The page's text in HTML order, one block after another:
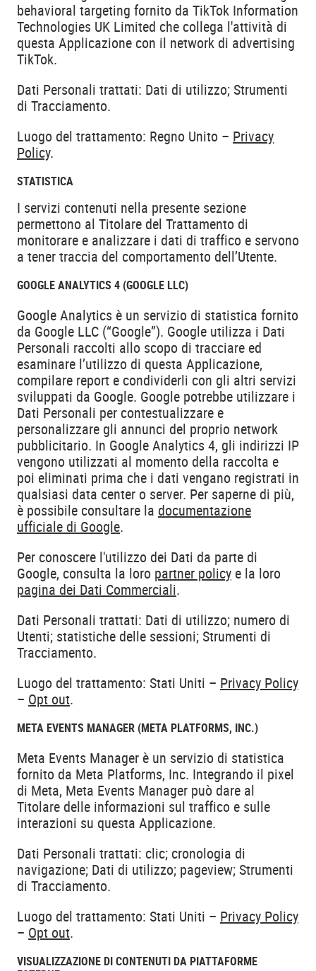
behavioral targeting fornito da TikTok Information
Technologies UK Limited che collega l'attività di
questa Applicazione con il network di advertising
TikTok.
Dati Personali trattati: Dati di utilizzo; Strumenti
di Tracciamento.
Luogo del trattamento: Regno Unito – Privacy
Policy.
STATISTICA
I servizi contenuti nella presente sezione
permettono al Titolare del Trattamento di
monitorare e analizzare i dati di traffico e servono
a tener traccia del comportamento dell’Utente.
GOOGLE ANALYTICS 4 (GOOGLE LLC)
Google Analytics è un servizio di statistica fornito
da Google LLC (“Google”). Google utilizza i Dati
Personali raccolti allo scopo di tracciare ed
esaminare l’utilizzo di questa Applicazione,
compilare report e condividerli con gli altri servizi
sviluppati da Google. Google potrebbe utilizzare i
Dati Personali per contestualizzare e
personalizzare gli annunci del proprio network
pubblicitario. In Google Analytics 4, gli indirizzi IP
vengono utilizzati al momento della raccolta e
poi eliminati prima che i dati vengano registrati in
qualsiasi data center o server. Per saperne di più,
è possibile consultare la documentazione
ufficiale di Google.
Per conoscere l'utilizzo dei Dati da parte di
Google, consulta la loro partner policy e la loro
pagina dei Dati Commerciali.
Dati Personali trattati: Dati di utilizzo; numero di
Utenti; statistiche delle sessioni; Strumenti di
Tracciamento.
Luogo del trattamento: Stati Uniti – Privacy Policy
– Opt out.
META EVENTS MANAGER (META PLATFORMS, INC.)
Meta Events Manager è un servizio di statistica
fornito da Meta Platforms, Inc. Integrando il pixel
di Meta, Meta Events Manager può dare al
Titolare delle informazioni sul traffico e sulle
interazioni su questa Applicazione.
Dati Personali trattati: clic; cronologia di
navigazione; Dati di utilizzo; pageview; Strumenti
di Tracciamento.
Luogo del trattamento: Stati Uniti – Privacy Policy
– Opt out.
VISUALIZZAZIONE DI CONTENUTI DA PIATTAFORME